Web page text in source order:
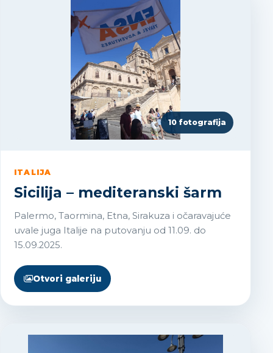
10 fotografija
ITALIJA
Sicilija – mediteranski šarm
Palermo, Taormina, Etna, Sirakuza i očaravajuće
uvale juga Italije na putovanju od 11.09. do
15.09.2025.
Otvori galeriju